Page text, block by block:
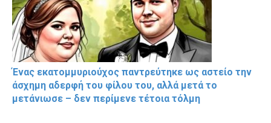
Ένας εκατομμυριούχος παντρεύτηκε ως αστείο την
άσχημη αδερφή του φίλου του, αλλά μετά το
μετάνιωσε – δεν περίμενε τέτοια τόλμη